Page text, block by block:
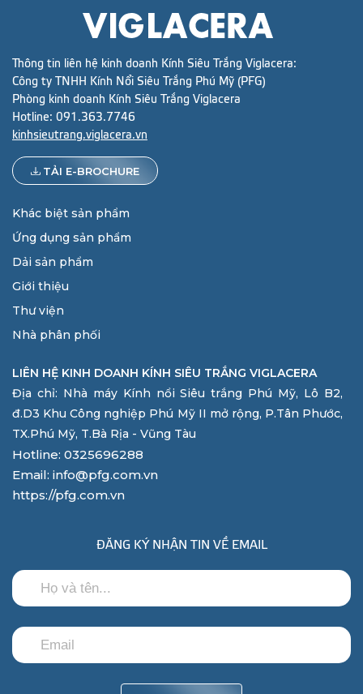
Thông tin liên hệ kinh doanh Kính Siêu Trắng Viglacera:
Công ty TNHH Kính Nổi Siêu Trắng Phú Mỹ (PFG)
Phòng kinh doanh Kính Siêu Trắng Viglacera
Hotline: 091.363.7746
kinhsieutrang.viglacera.vn
TẢI E-BROCHURE
Khác biệt sản phẩm
Ứng dụng sản phẩm
Dải sản phẩm
Giới thiệu
Thư viện
Nhà phân phối
LIÊN HỆ KINH DOANH KÍNH SIÊU TRẮNG VIGLACERA
Địa chỉ: Nhà máy Kính nổi Siêu trắng Phú Mỹ, Lô B2,
đ.D3 Khu Công nghiệp Phú Mỹ II mở rộng, P.Tân Phước,
TX.Phú Mỹ, T.Bà Rịa - Vũng Tàu
Hotline: 0325696288
Email: info@pfg.com.vn
https://pfg.com.vn
ĐĂNG KÝ NHẬN TIN VỀ EMAIL